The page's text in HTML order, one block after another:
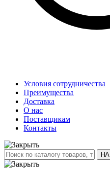
Условия сотрудничества
Преимущества
Доставка
О нас
Поставщикам
Контакты